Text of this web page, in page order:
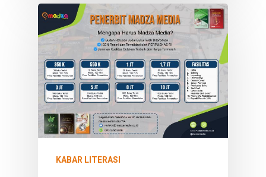
KABAR LITERASI